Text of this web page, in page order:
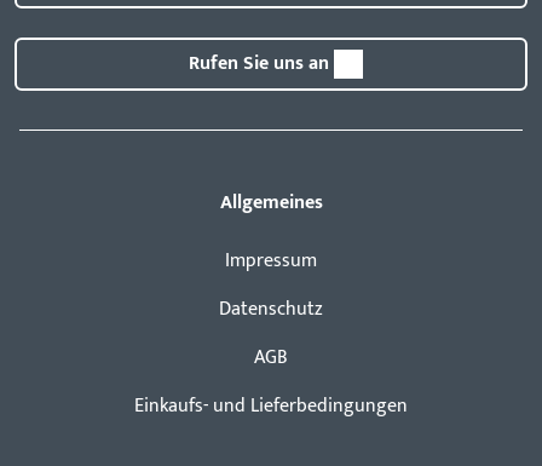
Rufen Sie uns an
Allgemeines
Impressum
Datenschutz
AGB
Einkaufs- und Lieferbedingungen